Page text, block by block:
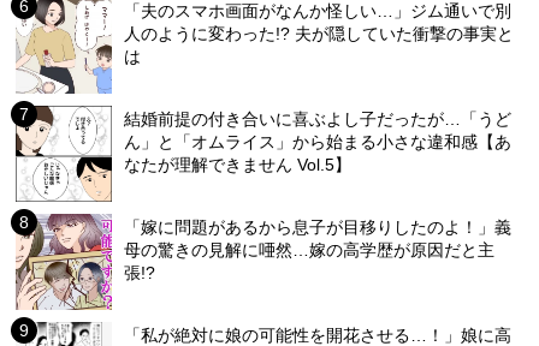
「夫のスマホ画面がなんか怪しい…」ジム通いで別
人のように変わった!? 夫が隠していた衝撃の事実と
は
結婚前提の付き合いに喜ぶよし子だったが…「うど
ん」と「オムライス」から始まる小さな違和感【あ
なたが理解できません Vol.5】
「嫁に問題があるから息子が目移りしたのよ！」義
母の驚きの見解に唖然…嫁の高学歴が原因だと主
張!?
「私が絶対に娘の可能性を開花させる…！」娘に高